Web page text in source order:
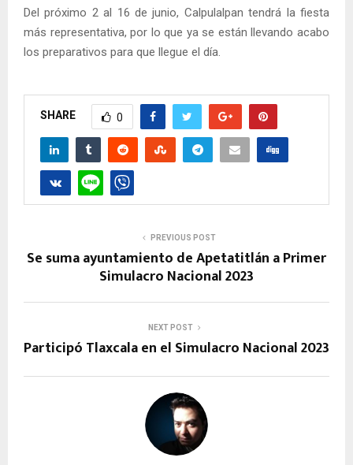
Del próximo 2 al 16 de junio, Calpulalpan tendrá la fiesta
más representativa, por lo que ya se están llevando acabo
los preparativos para que llegue el día.
SHARE 0
PREVIOUS POST
Se suma ayuntamiento de Apetatitlán a Primer
Simulacro Nacional 2023
NEXT POST
Participó Tlaxcala en el Simulacro Nacional 2023